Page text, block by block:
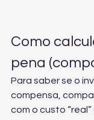
Como
pena
Para saber se o
compensa,
com o custo